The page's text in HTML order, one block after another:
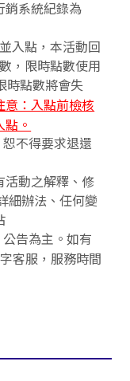
銷系統紀錄為
入點，本活動回
，限時點數使用
時點數將會失
：入點前檢核
。
恕不得要求退還
活動之解釋、修
細辦法、任何變
公告為主。如有
客服，服務時間